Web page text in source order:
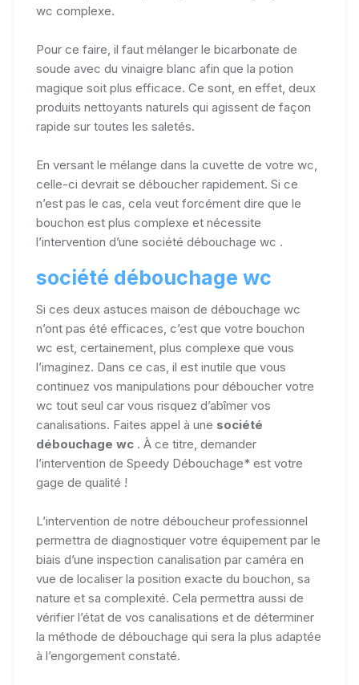
wc complexe.
Pour ce faire, il faut mélanger le bicarbonate de
soude avec du vinaigre blanc afin que la potion
magique soit plus efficace. Ce sont, en effet, deux
produits nettoyants naturels qui agissent de façon
rapide sur toutes les saletés.
En versant le mélange dans la cuvette de votre wc,
celle-ci devrait se déboucher rapidement. Si ce
n’est pas le cas, cela veut forcément dire que le
bouchon est plus complexe et nécessite
l’intervention d’une société débouchage wc .
société débouchage wc
Si ces deux astuces maison de débouchage wc
n’ont pas été efficaces, c’est que votre bouchon
wc est, certainement, plus complexe que vous
l’imaginez. Dans ce cas, il est inutile que vous
continuez vos manipulations pour déboucher votre
wc tout seul car vous risquez d’abîmer vos
canalisations. Faites appel à une société
débouchage wc . À ce titre, demander
l’intervention de Speedy Débouchage* est votre
gage de qualité !
L’intervention de notre déboucheur professionnel
permettra de diagnostiquer votre équipement par le
biais d’une inspection canalisation par caméra en
vue de localiser la position exacte du bouchon, sa
nature et sa complexité. Cela permettra aussi de
vérifier l’état de vos canalisations et de déterminer
la méthode de débouchage qui sera la plus adaptée
à l’engorgement constaté.